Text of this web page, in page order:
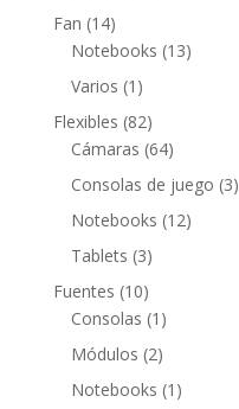
Fan 1414
productos
Notebooks 1313
Varios 1 1
producto
Flexibles 8282
productos
Cámaras 6464
productos
Consolas de juego 33
Notebooks 1212
Tablets 33
productos
Fuentes 1010
productos
Consolas 1 1
producto
Módulos 22
productos
Notebooks 1 1